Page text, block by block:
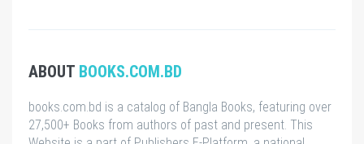
ABOUT BOOKS.COM.BD
books.com.bd is a catalog of Bangla Books, featuring over
27,500+ Books from authors of past and present. This